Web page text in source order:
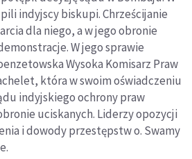
indyjscy biskupi. Chrześcijanie
dla niego, a w jego obronie
W jego sprawie
Wysoka Komisarz Praw
która w swoim oświadczeniu
indyjskiego ochrony praw
uciskanych. Liderzy opozycji
i dowody przestępstw o. Swamy